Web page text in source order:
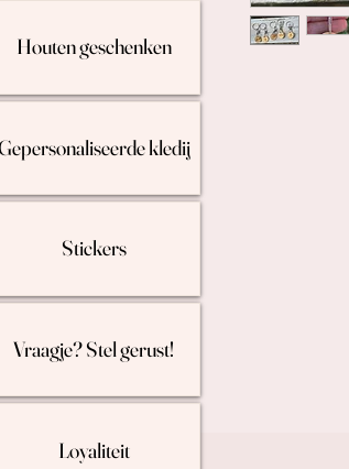
Houten geschenken
kledij
Stickers
Vraagje? Stel gerust!
Loyaliteit